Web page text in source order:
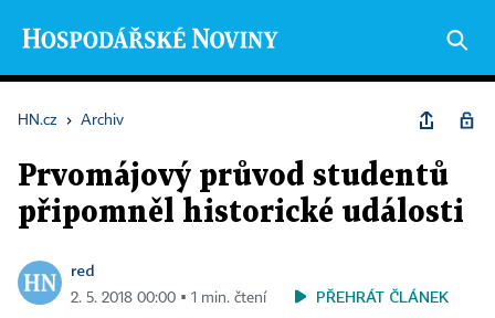
HN.cz › Archiv
Prvomájový průvod studentů
připomněl historické události
red
2. 5. 2018 00:00 ▪ 1 min. čtení PŘEHRÁT ČLÁNEK